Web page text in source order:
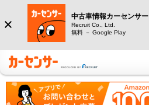
中古車情報カーセンサー
Recruit Co., Ltd.
無料 － Google Play